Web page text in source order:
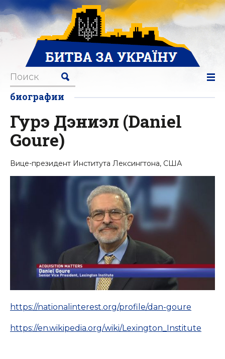
биографии
Гурэ Дэниэл (Daniel
Goure)
Вице-президент Института Лексингтона, США
https://nationalinterest.org/profile/dan-goure
https://en.wikipedia.org/wiki/Lexington_Institute